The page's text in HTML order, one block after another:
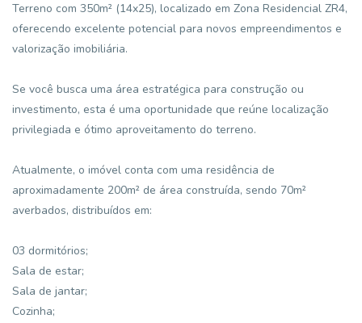
Terreno com 350m² (14x25), localizado em Zona Residencial ZR4,
oferecendo excelente potencial para novos empreendimentos e
valorização imobiliária.
Se você busca uma área estratégica para construção ou
investimento, esta é uma oportunidade que reúne localização
privilegiada e ótimo aproveitamento do terreno.
Atualmente, o imóvel conta com uma residência de
aproximadamente 200m² de área construída, sendo 70m²
averbados, distribuídos em:
03 dormitórios;
Sala de estar;
Sala de jantar;
Cozinha;